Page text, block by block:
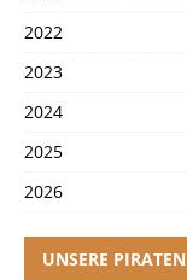
2022
2023
2024
2025
2026
UNSERE PIRATEN